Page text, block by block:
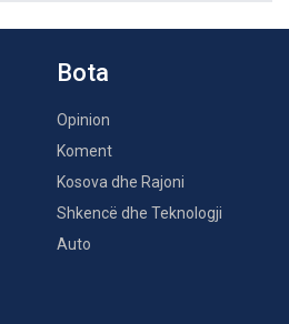
Bota
Opinion
Koment
Kosova dhe Rajoni
Shkencë dhe Teknologji
Auto